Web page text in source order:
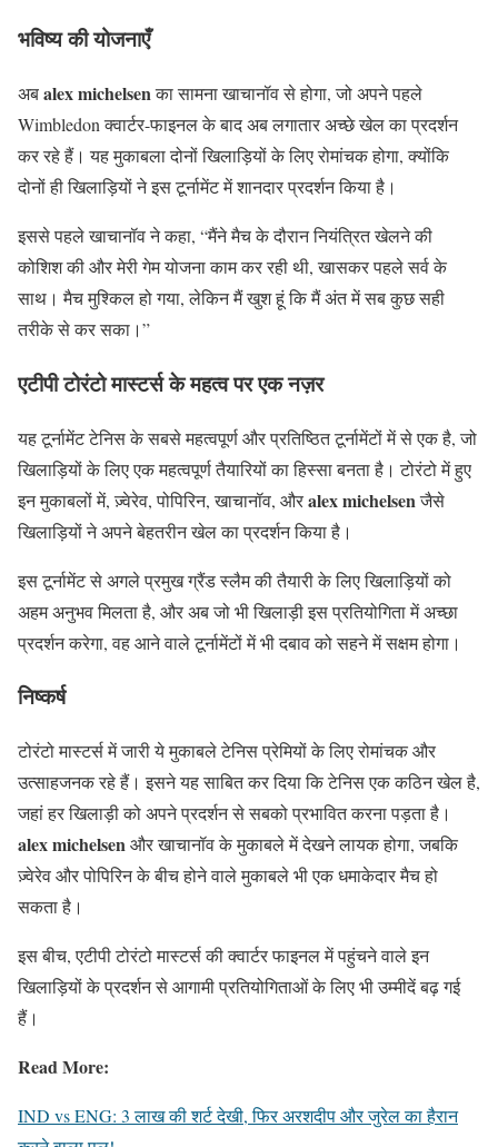
भविष्य की योजनाएँ
अबalex michelsenका सामना खाचानॉव से होगा, जो अपने पहले
Wimbledon क्वार्टर-फाइनल के बाद अब लगातार अच्छे खेल का प्रदर्शन
कर रहे हैं। यह मुकाबला दोनों खिलाड़ियों के लिए रोमांचक होगा, क्योंकि
दोनों ही खिलाड़ियों ने इस टूर्नामेंट में शानदार प्रदर्शन किया है।
इससे पहले खाचानॉव ने कहा, “मैंने मैच के दौरान नियंत्रित खेलने की
कोशिश की और मेरी गेम योजना काम कर रही थी, खासकर पहले सर्व के
साथ। मैच मुश्किल हो गया, लेकिन मैं खुश हूं कि मैं अंत में सब कुछ सही
तरीके से कर सका।”
एटीपी टोरंटो मास्टर्स के महत्व पर एक नज़र
यह टूर्नामेंट टेनिस के सबसे महत्वपूर्ण और प्रतिष्ठित टूर्नामेंटों में से एक है, जो
खिलाड़ियों के लिए एक महत्वपूर्ण तैयारियों का हिस्सा बनता है। टोरंटो में हुए
इन मुकाबलों में, ज़्वेरेव, पोपिरिन, खाचानॉव, औरalex michelsenजैसे
खिलाड़ियों ने अपने बेहतरीन खेल का प्रदर्शन किया है।
इस टूर्नामेंट से अगले प्रमुख ग्रैंड स्लैम की तैयारी के लिए खिलाड़ियों को
अहम अनुभव मिलता है, और अब जो भी खिलाड़ी इस प्रतियोगिता में अच्छा
प्रदर्शन करेगा, वह आने वाले टूर्नामेंटों में भी दबाव को सहने में सक्षम होगा।
निष्कर्ष
टोरंटो मास्टर्स में जारी ये मुकाबले टेनिस प्रेमियों के लिए रोमांचक और
उत्साहजनक रहे हैं। इसने यह साबित कर दिया कि टेनिस एक कठिन खेल है,
जहां हर खिलाड़ी को अपने प्रदर्शन से सबको प्रभावित करना पड़ता है।
alex michelsenऔर खाचानॉव के मुकाबले में देखने लायक होगा, जबकि
ज़्वेरेव और पोपिरिन के बीच होने वाले मुकाबले भी एक धमाकेदार मैच हो
सकता है।
इस बीच, एटीपी टोरंटो मास्टर्स की क्वार्टर फाइनल में पहुंचने वाले इन
खिलाड़ियों के प्रदर्शन से आगामी प्रतियोगिताओं के लिए भी उम्मीदें बढ़ गई
हैं।
Read More:
IND vs ENG: 3 लाख की शर्ट देखी, फिर अरशदीप और जुरेल का हैरान